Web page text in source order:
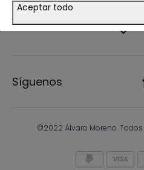
País/Idioma
Síguenos
©2022 Álvaro Moreno.
Aceptar todo